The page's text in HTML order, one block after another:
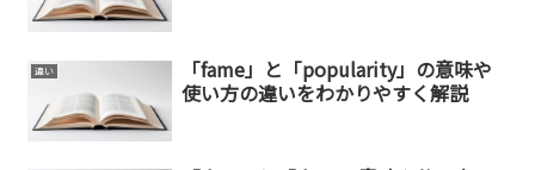
違い
「fame」と「popularity」の意味や
使い方の違いをわかりやすく解説